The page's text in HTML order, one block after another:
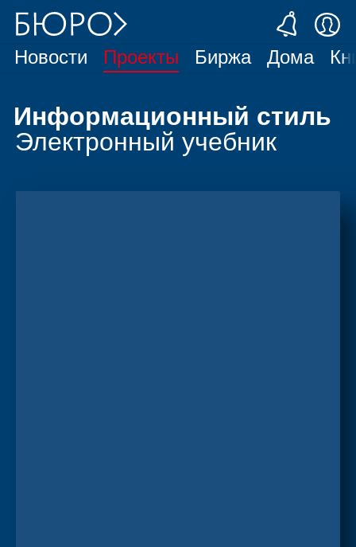
Новости Проекты Биржа Дома
Информационный стиль
Электронный учебник